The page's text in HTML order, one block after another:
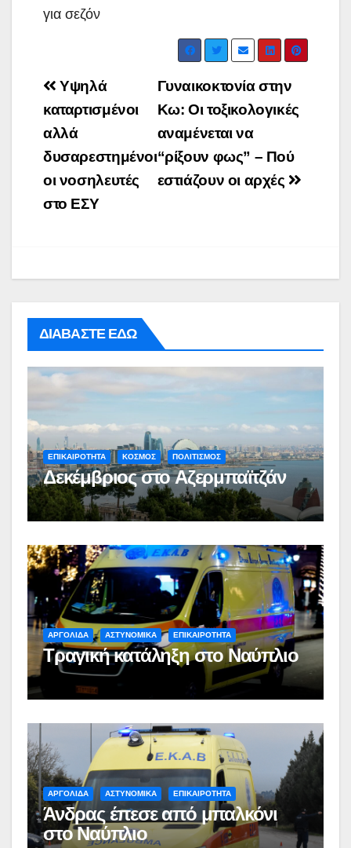
Post
navigation
Γυναικοκτονία στην
Κω: Οι τοξικολογικές
αναμένεται να
“ρίξουν φως” – Πού
εστιάζουν οι αρχές
Υψηλά
καταρτισμένοι
αλλά
δυσαρεστημένοι
οι νοσηλευτές
στο ΕΣΥ
ΔΙΑΒΑΣΤΕ ΕΔΩ
ΕΠΙΚΑΙΡΟΤΗΤΑ ΚΟΣΜΟΣ ΠΟΛΙΤΙΣΜΟΣ
Δεκέμβριος στο Αζερμπαϊτζάν
ΑΡΓΟΛΙΔΑ ΑΣΤΥΝΟΜΙΚΑ ΕΠΙΚΑΙΡΟΤΗΤΑ
Τραγική κατάληξη στο Ναύπλιο
ΑΡΓΟΛΙΔΑ ΑΣΤΥΝΟΜΙΚΑ ΕΠΙΚΑΙΡΟΤΗΤΑ
Άνδρας έπεσε από μπαλκόνι
στο Ναύπλιο